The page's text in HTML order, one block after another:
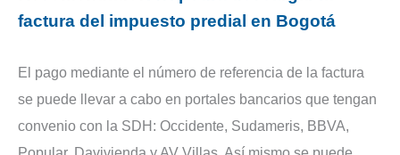
factura del impuesto predial en Bogotá
El pago mediante el número de referencia de la factura
se puede llevar a cabo en portales bancarios que tengan
convenio con la SDH: Occidente, Sudameris, BBVA,